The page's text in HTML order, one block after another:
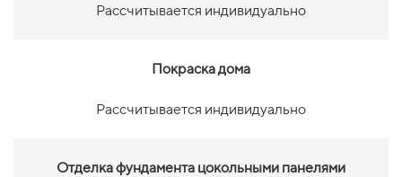
Рассчитывается индивидуально
Покраска дома
Рассчитывается индивидуально
Отделка фундамента цокольными панелями